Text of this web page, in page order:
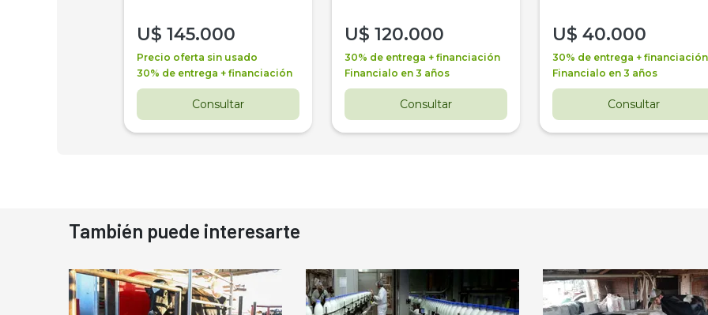
U$ 145.000
Precio oferta sin usado
30% de entrega + financiación
Consultar
U$ 120.000
30% de entrega + financiación
Financialo en 3 años
Consultar
U$ 40.000
30% de entrega + financiación
Financialo en 3 años
Consultar
También puede interesarte